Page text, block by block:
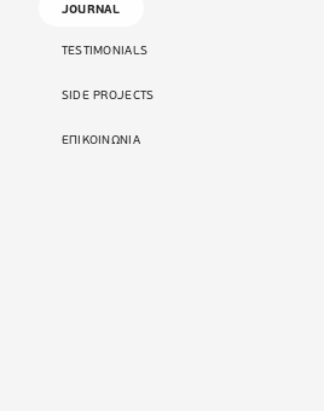
JOURNAL
TESTIMONIALS
SIDE PROJECTS
ΕΠΙΚΟΙΝΩΝΙΑ